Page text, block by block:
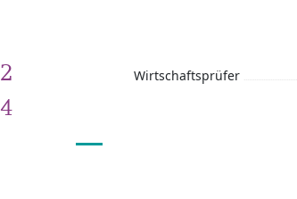
2 Wirtschaftsprüfer
4